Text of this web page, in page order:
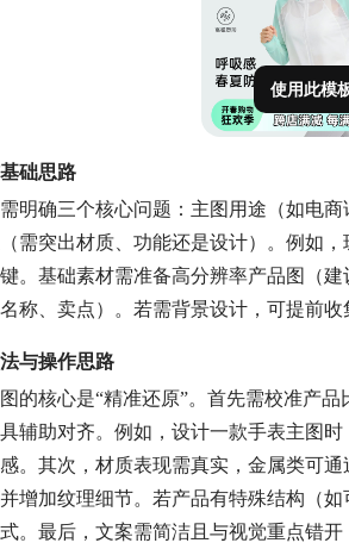
使用此模
础思路
明确三个核心问题：主图用途（如电
需突出材质、功能还是设计）。例如
。基础素材需准备高分辨率产品图（建
称、卖点）。若需背景设计，可提前
与操作思路
的核心是“精准还原”。首先需校准产
辅助对齐。例如，设计一款手表主图
。其次，材质表现需真实，金属类可
增加纹理细节。若产品有特殊结构（
。最后，文案需简洁且与视觉重点错开